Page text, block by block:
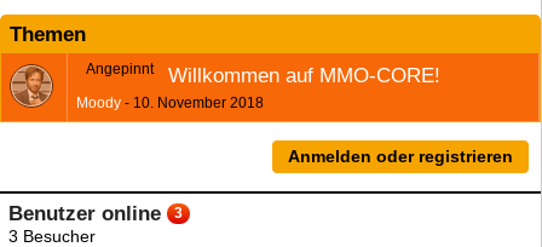
Themen
Angepinnt Willkommen auf MMO-CORE!
Moody 10. November 2018
Anmelden oder registrieren
Benutzer online 3
3 Besucher